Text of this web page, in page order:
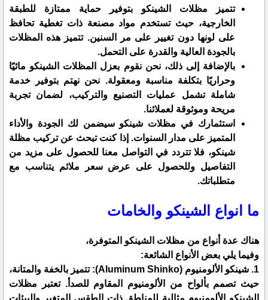
تتميز مظلات الشينكو بتوفير حماية ممتازة للطبقة
الخارجية، حيث تستخدم مواد مصنعة ذات تغطية تحافظ
على لونها دون تغيير على مر السنين. تتميز هذه المظلات
بالجودة العالية والقدرة على التحمل.
بالإضافة إلى ذلك، نحن نقوم بعزل المظلات الشينكو مائيًا
وحراريًا بتكلفة مناسبة ومعقولة. نحن نهتم بتوفير خدمة
شاملة تشمل عمليات التصنيع والتركيب، لضمان تجربة
مريحة وموثوقة لعملائنا.
استثمارك في مظلات شينكو سيضمن لك الجودة والأداء
المتميز على مدار السنوات. إذا كنت تبحث عن تركيب مظلة
شينكو، فلا تتردد في التواصل معنا للحصول على مزيد من
التفاصيل وللحصول على عرض سعر ملائم يتناسب مع
متطلباتك.
ما انواع الشينكو والخامات
هناك عدة أنواع من مظلات الشينكو المتوفرة،
وفيما يلي بعض الأنواع الشائعة:
1. شينكو الألومنيوم (Aluminum Shinko): تتميز بالخفة والمتانة،
حيث تصمم بألواح من الألومنيوم المقاوم للصدأ. تعتبر مظلات
الشينكو الألومنيوم مثالية للمناطق ذات الطقس المتغير والبيئات